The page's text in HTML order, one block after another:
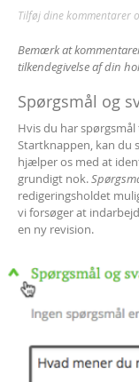
Tilføj dine kommentarer
Bemærk at
tilkendegivelse af din
Spørgsmål og
Hvis du har
Startknappen, kan du
hjælper os med at
grundigt nok.
redigeringsholdet
vi forsøger at
en ny revision.